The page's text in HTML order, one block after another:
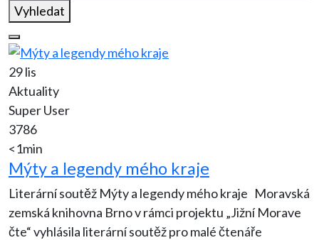
Vyhledat
29 lis
Aktuality
Super User
3786
<1min
Mýty a legendy mého kraje
Literární soutěž Mýty a legendy mého kraje Moravská
zemská knihovna Brno v rámci projektu „Jižní Morave
čte“ vyhlásila literární soutěž pro malé čtenáře